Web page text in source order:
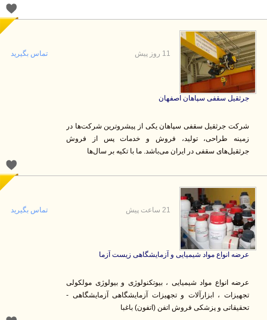
جرثقیل سقفی سپاهان اصفهان
شرکت جرثقیل سقفی سپاهان یکی از پیشروترین شرکت‌ها در
زمینه طراحی، تولید، فروش و خدمات پس از فروش
جرثقیل‌های سقفی در ایران می‌باشد. ما با تکیه بر سال‌ها
11 روز پیش تماس بگیرید
عرضه انواع مواد شیمیایی و آزمایشگاهی زیست آزما
عرضه انواع مواد شیمیایی ، بیوتکنولوژی و بیولوژی مولکولی
تجهیزات ، ابزارآلات و تجهیزات آزمایشگاهی آزمایشگاهی -
تحقیقاتی و پزشکی فروش اتفن (اتفون) باغبا
21 ساعت پیش تماس بگیرید